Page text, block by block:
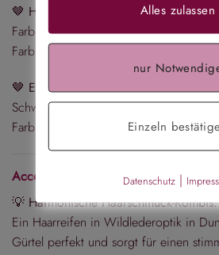
🤎 Herbstliche Eleganz:
Kombiniere
Farben wie Rostrot, Senfgelb oder
Farbpalette für die kälteren Tage.
🤎 Edler Allrounder:Dunkelbraun
Schwarz oder Dunkelblau, wenn du
Farbspiel möchtest.
Accessoires im Einklang: Gürtel,
💡 Harmonische Haarschmuck-Kombis:
Ein Haarreifen in Wildlederoptik in
Gürtel perfekt und sorgt für einen
Alles zulassen
nur
Einzeln
Datenschutz|